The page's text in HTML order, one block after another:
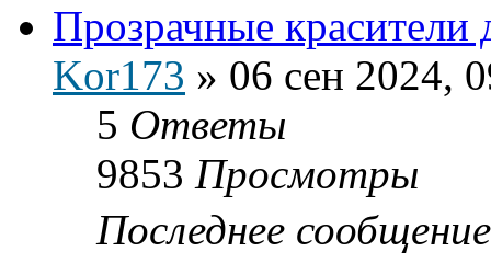
Прозрачные
Kor173 » 06 сен 2024,
5 Ответы
9853 Просмотры
Последнее